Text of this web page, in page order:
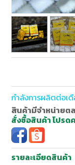
กำลังการผลิตต่อเ
สินค้ามีจำหน่ายต
สั่งซื้อสินค้า โปรด
รายละเอียดสินค้า